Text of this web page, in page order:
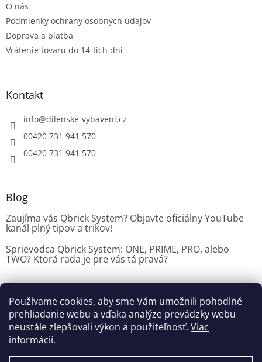
Používame cookies, aby sme Vám umožnili pohodlné
prehliadanie webu a vďaka analýze prevádzky webu
neustále zlepšovali výkon a použiteľnosť. Viac
informácií.
O nás
Podmienky ochrany osobných údajov
Doprava a platba
Vrátenie tovaru do 14-tich dni
Kontakt
info@dilenske-vybaveni.cz
00420 731 941 570
00420 731 941 570
Blog
Zaujíma vás Qbrick System? Objavte oficiálny YouTube
kanál plný tipov a trikov!
Sprievodca Qbrick System: ONE, PRIME, PRO, alebo
TWO? Ktorá rada je pre vás tá pravá?
Dílenské vybavení CZ